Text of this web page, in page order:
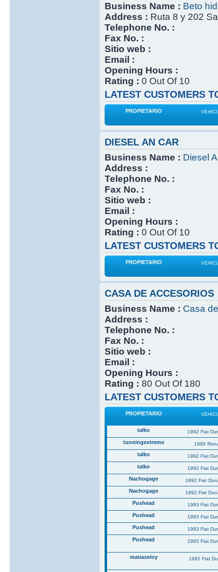
Business Name : Beto
Address : Ruta 8 y 202
Telephone No. :
Fax No. :
Sitio web :
Email :
Opening Hours :
Rating : 0 Out Of 10
LATEST CUSTOMERS
PROPIETARIO
DIESEL AN CAR
Business Name : Diesel
Address :
Telephone No. :
Fax No. :
Sitio web :
Email :
Opening Hours :
Rating : 0 Out Of 10
LATEST CUSTOMERS
PROPIETARIO
CASA DE ACCESORIOS
Business Name : Casa
Address :
Telephone No. :
Fax No. :
Sitio web :
Email :
Opening Hours :
Rating : 80 Out Of 180
LATEST CUSTOMERS
PROPIETARIO
talko 1992 Fiat
tunningextremo 1986
talko 1992 Fiat
talko 1992 Fiat
Nachogage 1992 Fiat
Nachogage 1992 Fiat
Pushead 1993 Fiat
Pushead 1993 Fiat
Pushead 1993 Fiat
Pushead 1993 Fiat
matiaseloy 1992 Fiat